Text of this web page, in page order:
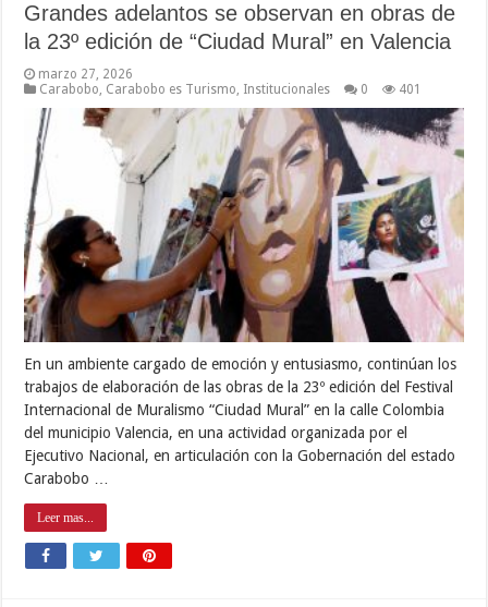
Grandes adelantos se observan en obras de
la 23º edición de “Ciudad Mural” en Valencia
marzo 27, 2026
Carabobo, Carabobo es Turismo, Institucionales 0 401
En un ambiente cargado de emoción y entusiasmo, continúan los
trabajos de elaboración de las obras de la 23º edición del Festival
Internacional de Muralismo “Ciudad Mural” en la calle Colombia
del municipio Valencia, en una actividad organizada por el
Ejecutivo Nacional, en articulación con la Gobernación del estado
Carabobo …
Leer mas...